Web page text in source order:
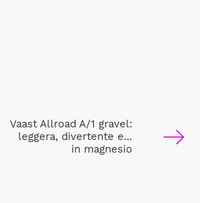
Vaast Allroad A/1 gravel:
leggera, divertente e...
in magnesio